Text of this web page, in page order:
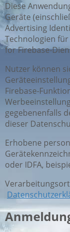
Diese
Geräte
Advertising
Technologien
for Firebase-
Nutzer können
Firebase-
gegebenenfalls
dieser
Erhobene
oder IDFA,